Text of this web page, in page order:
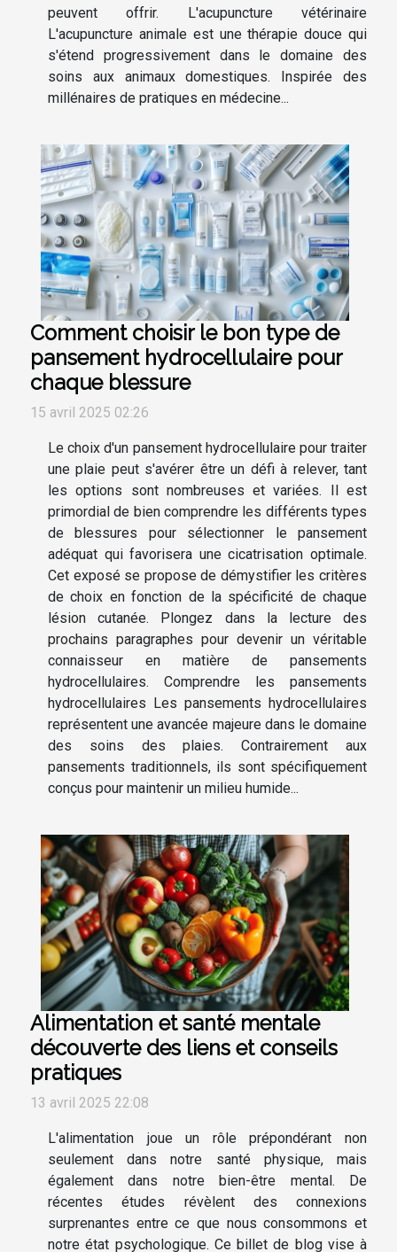
peuvent offrir. L'acupuncture vétérinaire
L'acupuncture animale est une thérapie douce qui
s'étend progressivement dans le domaine des
soins aux animaux domestiques. Inspirée des
millénaires de pratiques en médecine...
Comment choisir le bon type de
pansement hydrocellulaire pour
chaque blessure
15 avril 2025 02:26
Le choix d'un pansement hydrocellulaire pour traiter
une plaie peut s'avérer être un défi à relever, tant
les options sont nombreuses et variées. Il est
primordial de bien comprendre les différents types
de blessures pour sélectionner le pansement
adéquat qui favorisera une cicatrisation optimale.
Cet exposé se propose de démystifier les critères
de choix en fonction de la spécificité de chaque
lésion cutanée. Plongez dans la lecture des
prochains paragraphes pour devenir un véritable
connaisseur en matière de pansements
hydrocellulaires. Comprendre les pansements
hydrocellulaires Les pansements hydrocellulaires
représentent une avancée majeure dans le domaine
des soins des plaies. Contrairement aux
pansements traditionnels, ils sont spécifiquement
conçus pour maintenir un milieu humide...
Alimentation et santé mentale
découverte des liens et conseils
pratiques
13 avril 2025 22:08
L'alimentation joue un rôle prépondérant non
seulement dans notre santé physique, mais
également dans notre bien-être mental. De
récentes études révèlent des connexions
surprenantes entre ce que nous consommons et
notre état psychologique. Ce billet de blog vise à